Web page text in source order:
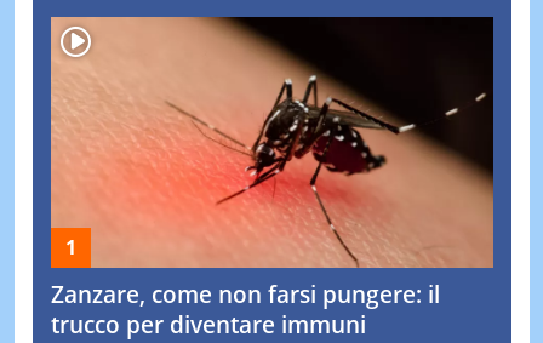
Zanzare, come non farsi pungere: il
trucco per diventare immuni